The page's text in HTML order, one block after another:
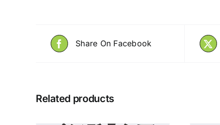
Share On Facebook
Related products